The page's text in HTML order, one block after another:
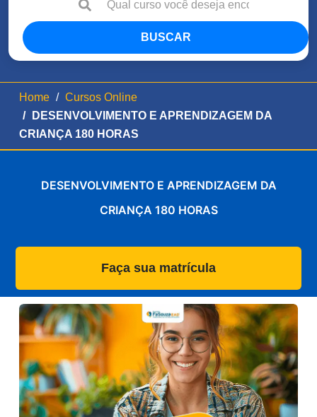
BUSCAR
Home
Cursos Online
DESENVOLVIMENTO E APRENDIZAGEM DA
CRIANÇA 180 HORAS
DESENVOLVIMENTO E APRENDIZAGEM DA
CRIANÇA 180 HORAS
Faça sua matrícula